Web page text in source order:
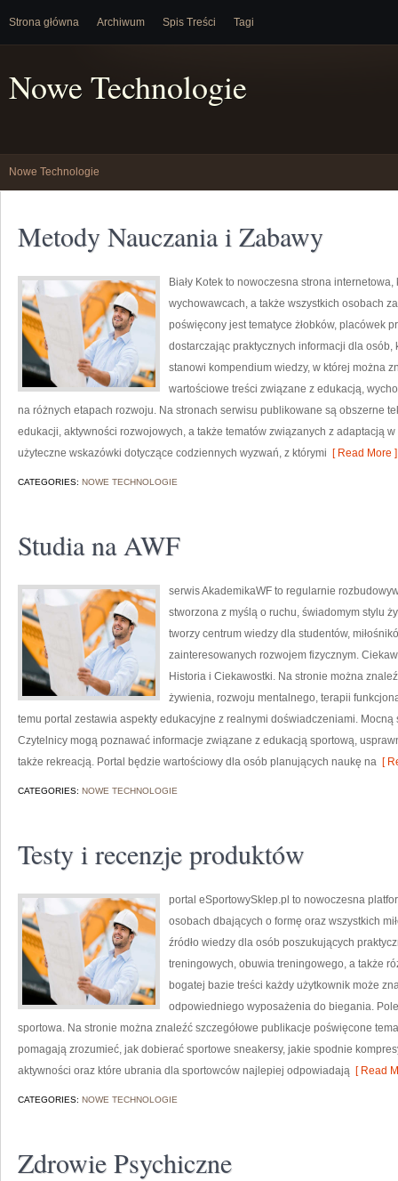
Strona główna Archiwum Spis Treści Tagi
Nowe Technologie
Nowe Technologie
Metody Nauczania i Zabawy
Biały Kotek to nowoczesna strona
wychowawcach, a także wszystkich osobach
poświęcony jest tematyce żłobków, placówek
dostarczając praktycznych informacji dla
stanowi kompendium wiedzy, w której można
wartościowe treści związane z edukacją,
na różnych etapach rozwoju. Na stronach serwisu publikowane są obszerne
edukacji, aktywności rozwojowych, a także tematów związanych z adaptacją
użyteczne wskazówki dotyczące codziennych wyzwań, z którymi [ Read More ]
CATEGORIES: NOWE TECHNOLOGIE
Studia na AWF
serwis AkademikaWF to regularnie
stworzona z myślą o ruchu, świadomym stylu
tworzy centrum wiedzy dla studentów,
zainteresowanych rozwojem fizycznym.
Historia i Ciekawostki. Na stronie można
żywienia, rozwoju mentalnego, terapii
temu portal zestawia aspekty edukacyjne z realnymi doświadczeniami.
Czytelnicy mogą poznawać informacje związane z edukacją sportową,
także rekreacją. Portal będzie wartościowy dla osób planujących naukę na [
CATEGORIES: NOWE TECHNOLOGIE
Testy i recenzje produktów
portal eSportowySklep.pl to nowoczesna
osobach dbających o formę oraz wszystkich
źródło wiedzy dla osób poszukujących
treningowych, obuwia treningowego, a także
bogatej bazie treści każdy użytkownik może
odpowiedniego wyposażenia do biegania.
sportowa. Na stronie można znaleźć szczegółowe publikacje poświęcone
pomagają zrozumieć, jak dobierać sportowe sneakersy, jakie spodnie
aktywności oraz które ubrania dla sportowców najlepiej odpowiadają [ Read
CATEGORIES: NOWE TECHNOLOGIE
Zdrowie Psychiczne